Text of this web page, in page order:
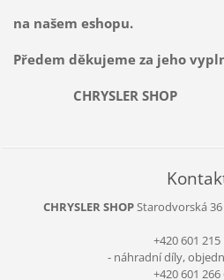
na našem eshopu.
Předem děkujeme za jeho
CHRYSLER SHOP
CHRYSLER SHOPStarodvorská 36
+420 601 215
- náhradní díly,
+420 601 266